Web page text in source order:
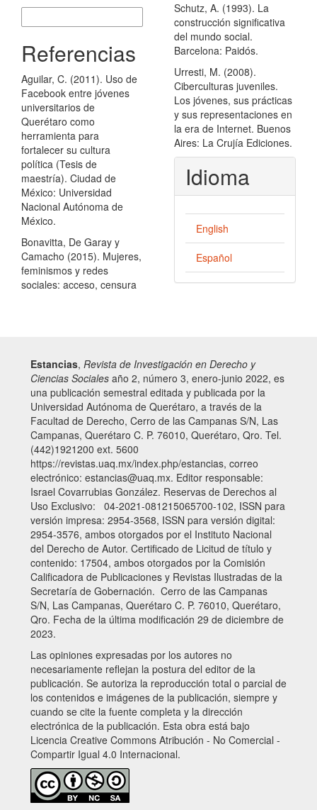
Referencias
Aguilar, C. (2011). Uso de
Facebook entre jóvenes
universitarios de
Querétaro como
herramienta para
fortalecer su cultura
política (Tesis de
maestría). Ciudad de
México: Universidad
Nacional Autónoma de
México.
Bonavitta, De Garay y
Camacho (2015). Mujeres,
feminismos y redes
sociales: acceso, censura
Schutz, A. (1993). La
construcción significativa
del mundo social.
Barcelona: Paidós.
Urresti, M. (2008).
Ciberculturas juveniles.
Los jóvenes, sus prácticas
y sus representaciones en
la era de Internet. Buenos
Aires: La Crujía Ediciones.
Idioma
English
Español
Estancias, Revista de Investigación en Derecho y
Ciencias Sociales año 2, número 3, enero-junio 2022, es
una publicación semestral editada y publicada por la
Universidad Autónoma de Querétaro, a través de la
Facultad de Derecho, Cerro de las Campanas S/N, Las
Campanas, Querétaro C. P. 76010, Querétaro, Qro. Tel.
(442)1921200 ext. 5600
https://revistas.uaq.mx/index.php/estancias, correo
electrónico: estancias@uaq.mx. Editor responsable:
Israel Covarrubias González. Reservas de Derechos al
Uso Exclusivo: 04-2021-081215065700-102, ISSN para
versión impresa: 2954-3568, ISSN para versión digital:
2954-3576, ambos otorgados por el Instituto Nacional
del Derecho de Autor. Certificado de Licitud de título y
contenido: 17504, ambos otorgados por la Comisión
Calificadora de Publicaciones y Revistas Ilustradas de la
Secretaría de Gobernación. Cerro de las Campanas
S/N, Las Campanas, Querétaro C. P. 76010, Querétaro,
Qro. Fecha de la última modificación 29 de diciembre de
2023.
Las opiniones expresadas por los autores no
necesariamente reflejan la postura del editor de la
publicación. Se autoriza la reproducción total o parcial de
los contenidos e imágenes de la publicación, siempre y
cuando se cite la fuente completa y la dirección
electrónica de la publicación. Esta obra está bajo
Licencia Creative Commons Atribución - No Comercial -
Compartir Igual 4.0 Internacional.